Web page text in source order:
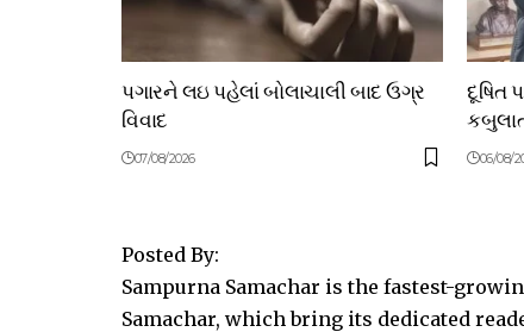
પગારને લઇ પહેલાં બોલાચાલી બાદ ઉગ્ર
વિવાદ
07/08/2026
દૂષિત
06/08/
Posted By:
Sampurna Samachar is the fastest-
Samachar, which bring its dedicated